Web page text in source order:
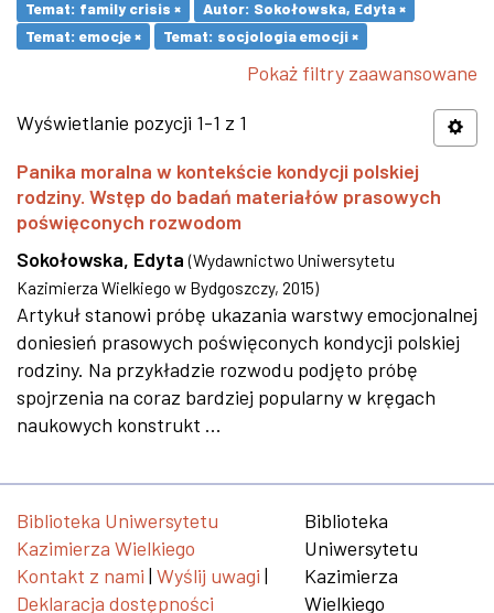
Temat: family crisis ×
Autor: Sokołowska, Edyta ×
Temat: emocje ×
Temat: socjologia emocji ×
Pokaż filtry zaawansowane
Wyświetlanie pozycji 1-1 z 1
Panika moralna w kontekście kondycji polskiej
rodziny. Wstęp do badań materiałów prasowych
poświęconych rozwodom
Sokołowska, Edyta (Wydawnictwo Uniwersytetu
Kazimierza Wielkiego w Bydgoszczy, 2015)
Artykuł stanowi próbę ukazania warstwy emocjonalnej
doniesień prasowych poświęconych kondycji polskiej
rodziny. Na przykładzie rozwodu podjęto próbę
spojrzenia na coraz bardziej popularny w kręgach
naukowych konstrukt ...
Biblioteka Uniwersytetu
Kazimierza Wielkiego
Kontakt z nami | Wyślij uwagi |
Deklaracja dostępności
Biblioteka
Uniwersytetu
Kazimierza
Wielkiego